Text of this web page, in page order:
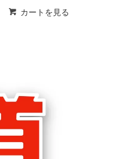
カートを見る